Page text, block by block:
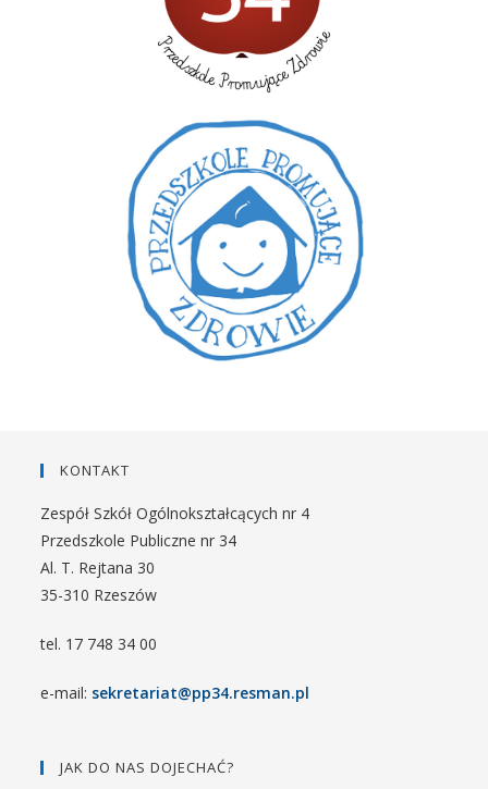
KONTAKT
Zespół Szkół Ogólnokształcących nr 4
Przedszkole Publiczne nr 34
Al. T. Rejtana 30
35-310 Rzeszów
tel. 17 748 34 00
e-mail: sekretariat@pp34.resman.pl
JAK DO NAS DOJECHAĆ?